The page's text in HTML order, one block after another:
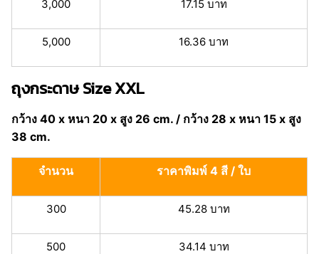
3,000 17.15 บาท
5,000 16.36 บาท
ถุงกระดาษ Size XXL
กว้าง 40 x หนา 20 x สูง 26 cm. / กว้าง 28 x หนา 15 x สูง
38 cm.
จำนวน ราคาพิมพ์ 4 สี / ใบ
300 45.28 บาท
500 34.14 บาท